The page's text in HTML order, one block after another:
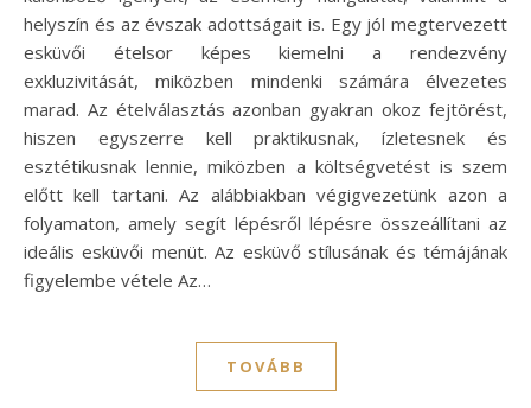
helyszín és az évszak adottságait is. Egy jól megtervezett
esküvői ételsor képes kiemelni a rendezvény
exkluzivitását, miközben mindenki számára élvezetes
marad. Az ételválasztás azonban gyakran okoz fejtörést,
hiszen egyszerre kell praktikusnak, ízletesnek és
esztétikusnak lennie, miközben a költségvetést is szem
előtt kell tartani. Az alábbiakban végigvezetünk azon a
folyamaton, amely segít lépésről lépésre összeállítani az
ideális esküvői menüt. Az esküvő stílusának és témájának
figyelembe vétele Az…
TOVÁBB